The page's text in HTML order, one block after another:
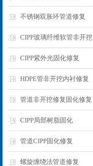
不锈钢双胀环管道修复
CIPP玻璃纤维软管非开挖
CIPP紫外光固化修复
HDPE管非开挖内衬修复
管道非开挖修复固化修复
CIPP局部树脂固化
管道CIPP固化修复
螺旋缠绕法管道修复